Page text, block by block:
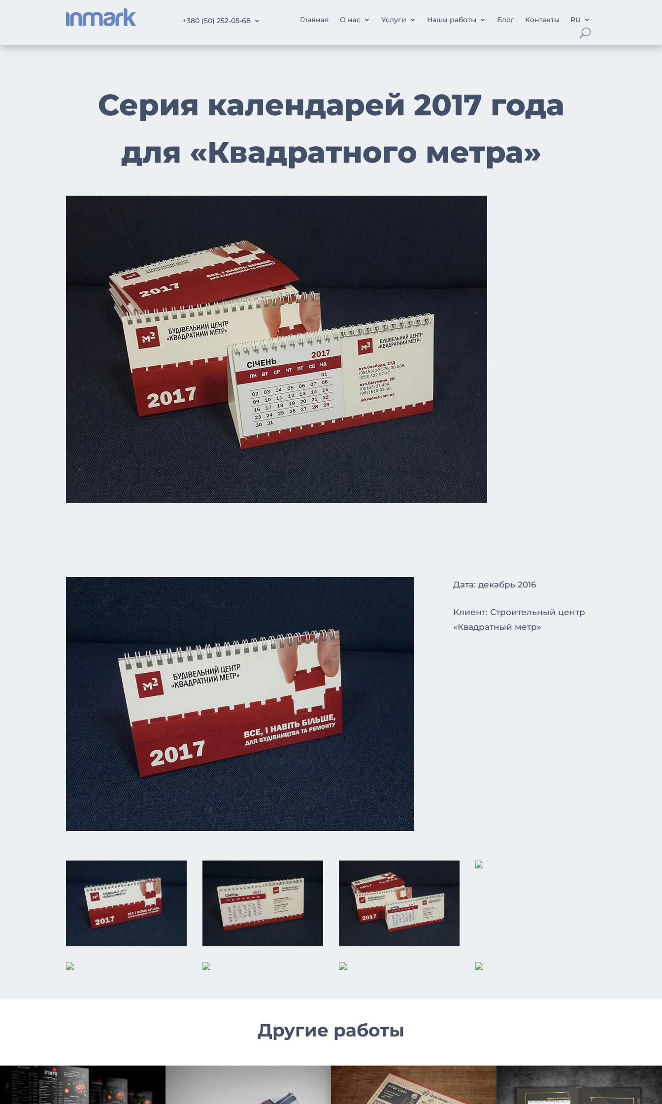
+380 (50) 252-05-68 Главная О нас Услуги Наши работы Блог Контакты RU
Серия календарей 2017 года
для «Квадратного метра»
Дата: декабрь 2016
Клиент: Строительный центр
«Квадратный метр»
Другие работы